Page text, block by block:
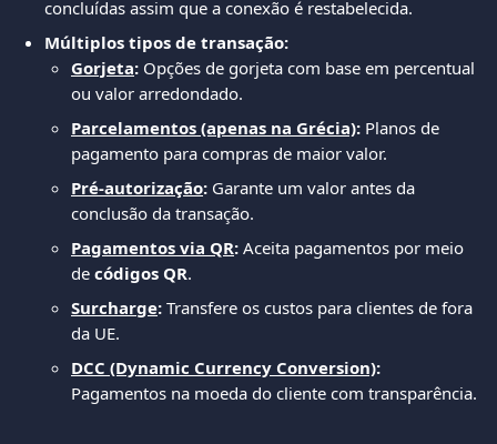
concluídas assim que a conexão é restabelecida.
Múltiplos tipos de transação:
Gorjeta: Opções de gorjeta com base em percentual
ou valor arredondado.
Parcelamentos (apenas na Grécia): Planos de
pagamento para compras de maior valor.
Pré-autorização: Garante um valor antes da
conclusão da transação.
Pagamentos via QR: Aceita pagamentos por meio
de códigos QR.
Surcharge: Transfere os custos para clientes de fora
da UE.
DCC (Dynamic Currency Conversion):
Pagamentos na moeda do cliente com transparência.